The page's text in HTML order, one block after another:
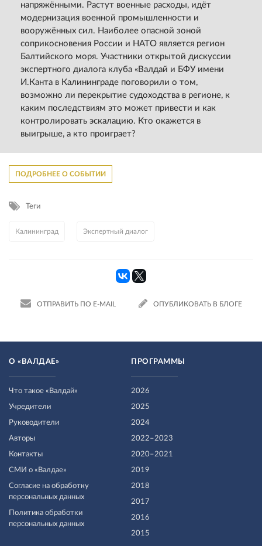
напряжёнными. Растут военные расходы, идёт
модернизация военной промышленности и
вооружённых сил. Наиболее опасной зоной
соприкосновения России и НАТО является регион
Балтийского моря. Участники открытой дискуссии
экспертного диалога клуба «Валдай и БФУ имени
И.Канта в Калининграде поговорили о том,
возможно ли перекрытие судоходства в регионе, к
каким последствиям это может привести и как
контролировать эскалацию. Кто окажется в
выигрыше, а кто проиграет?
ПОДРОБНЕЕ О СОБЫТИИ
Теги
Калининград Экспертный диалог
ОТПРАВИТЬ ПО E-MAIL ОПУБЛИКОВАТЬ В БЛОГЕ
О «ВАЛДАЕ»
Что такое «Валдай»
Учредители
Руководители
Авторы
Контакты
СМИ о «Валдае»
Согласие на обработку
персональных данных
Политика обработки
персональных данных
ПРОГРАММЫ
2026
2025
2024
2022–2023
2020–2021
2019
2018
2017
2016
2015